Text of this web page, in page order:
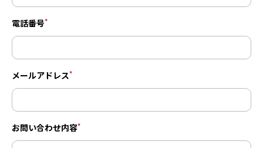
電話番号*
メールアドレス*
お問い合わせ内容*